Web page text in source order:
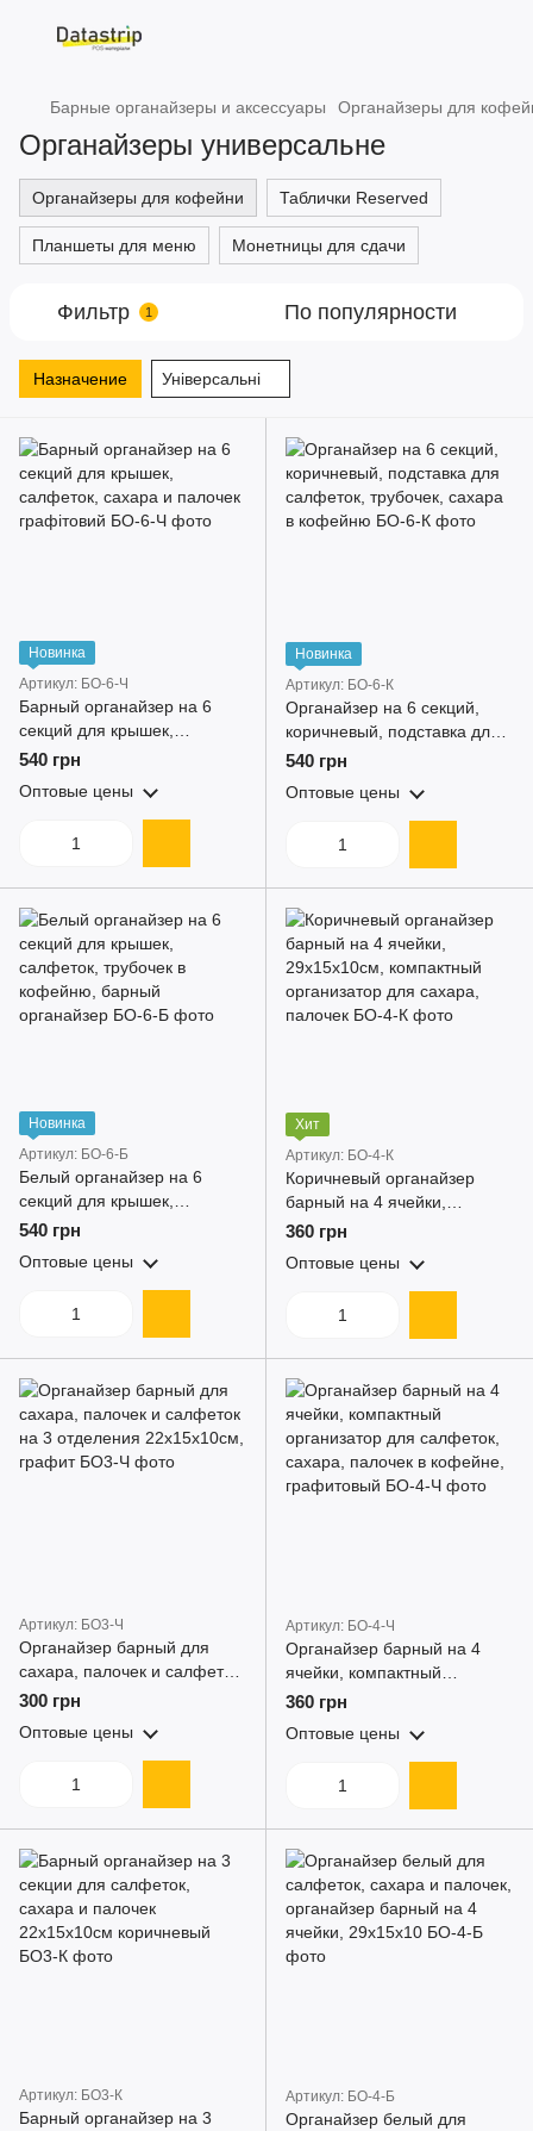
Барные органайзеры и аксессуары Органайзеры для
Органайзеры универсальне
Органайзеры для кофейни Таблички Reserved
Планшеты для меню Монетницы для сдачи
Фильтр 1 По популярности
Назначение Універсальні
Новинка
Артикул: БО-6-Ч
Барный органайзер на 6
секций для крышек,
салфеток, сахара и палочек
540 грн
Оптовые цены
Новинка
Артикул: БО-6-К
Органайзер на 6 секций,
коричневый, подставка для
салфеток, трубочек, сахара
540 грн
Оптовые цены
Новинка
Артикул: БО-6-Б
Белый органайзер на 6
секций для крышек,
салфеток, трубочек в
органайзер
540 грн
Оптовые цены
Хит
Артикул: БО-4-К
Коричневый органайзер
барный на 4 ячейки,
29х15х10см, компактный
палочек
360 грн
Оптовые цены
Артикул: БО3-Ч
Органайзер барный для
сахара, палочек и салфеток
на 3 отделения 22х15х10см,
300 грн
Оптовые цены
Артикул: БО-4-Ч
Органайзер барный на 4
ячейки, компактный
организатор для салфеток,
графитовый
360 грн
Оптовые цены
Артикул: БО3-К
Барный органайзер на 3
Артикул: БО-4-Б
Органайзер белый для